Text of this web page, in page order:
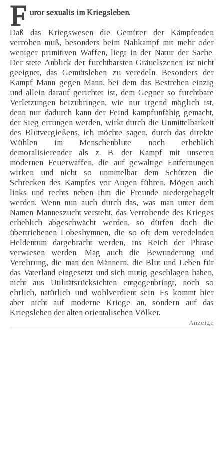
F uror sexualis im Kriegsleben.
Daß das Kriegswesen die Gemüter der Kämpfenden
verrohen muß, besonders beim Nahkampf mit mehr oder
weniger primitiven Waffen, liegt in der Natur der Sache.
Der stete Anblick der furchtbarsten Gräuelszenen ist nicht
geeignet, das Gemütsleben zu veredeln. Besonders der
Kampf Mann gegen Mann, bei dem das Bestreben einzig
und allein darauf gerichtet ist, dem Gegner so furchtbare
Verletzungen beizubringen, wie nur irgend möglich ist,
denn nur dadurch kann der Feind kampfunfähig gemacht,
der Sieg errungen werden, wirkt durch die Unmittelbarkeit
des Blutvergießens, ich möchte sagen, durch das direkte
Wühlen im Menschenblute noch erheblich
demoralisierender als z. B. der Kampf mit unseren
modernen Feuerwaffen, die auf gewaltige Entfernungen
wirken und nicht so unmittelbar dem Schützen die
Schrecken des Kampfes vor Augen führen. Mögen auch
links und rechts neben ihm die Freunde niedergehagelt
werden. Wenn nun auch durch das, was man unter dem
Namen Manneszucht versteht, das Verrohende des Krieges
erheblich abgeschwächt werden, so dürfen doch die
übertriebenen Lobeshymnen, die so oft dem veredelnden
Heldentum dargebracht werden, ins Reich der Phrase
verwiesen werden. Mag auch die Bewunderung und
Verehrung, die man den Männern, die Blut und Leben für
das Vaterland eingesetzt und sich mutig geschlagen haben,
nicht aus Utilitätsrücksichten entgegenbringt, noch so
ehrlich, natürlich und wohlverdient sein. Es kommt hier
aber nicht auf moderne Kriege an, sondern auf das
Kriegsleben der alten orientalischen Völker.